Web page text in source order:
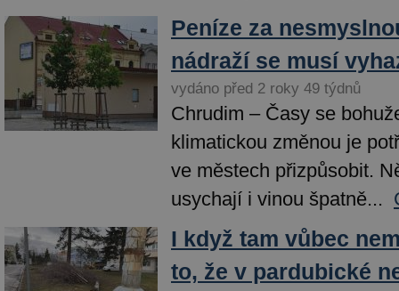
Peníze za
nádraží se musí
vydáno před 2 roky 49 týdnů
Chrudim – Časy se
klimatickou změnou je
ve městech přizpůsobit.
usychají i vinou špatně...
I když tam vůbec
to, že v pardubické